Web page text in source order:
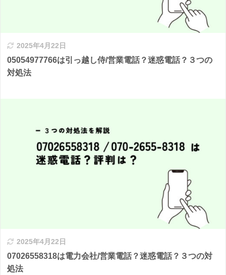
2025年4月22日
05054977766は引っ越し侍/営業電話？迷惑電話？３つの
対処法
2025年4月22日
07026558318は電力会社/営業電話？迷惑電話？３つの対
処法